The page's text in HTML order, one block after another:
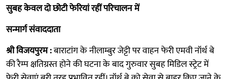
सुबह केवल दो छोटी फेरियां रहीं परिचालन में
सन्मार्ग संवाददाता
श्री विजयपुरम :बाराटांग के नीलाम्बुर जेट्टी पर वाहन फेरी एमवी नॉर्थ बे
की रैम्प क्षतिग्रस्त होने की घटना के बाद गुरुवार सुबह मिडिल स्ट्रेट में